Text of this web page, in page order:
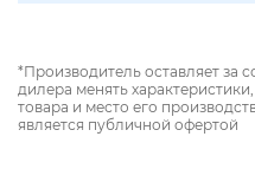
*Производитель оставляет за
дилера менять
товара и место его
является публичной офертой